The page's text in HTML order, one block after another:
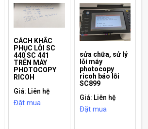
CÁCH KHẮC
PHỤC LỖI SC
440 SC 441
TRÊN MÁY
PHOTOCOPY
RICOH
Giá: Liên hệ
Đặt mua
sửa chữa, sử lý
lỗi máy
photocopy
ricoh báo lỗi
SC899
Giá: Liên hệ
Đặt mua